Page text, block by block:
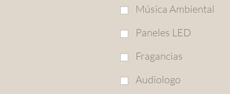
Música Ambiental
Paneles LED
Fragancias
Audiologo